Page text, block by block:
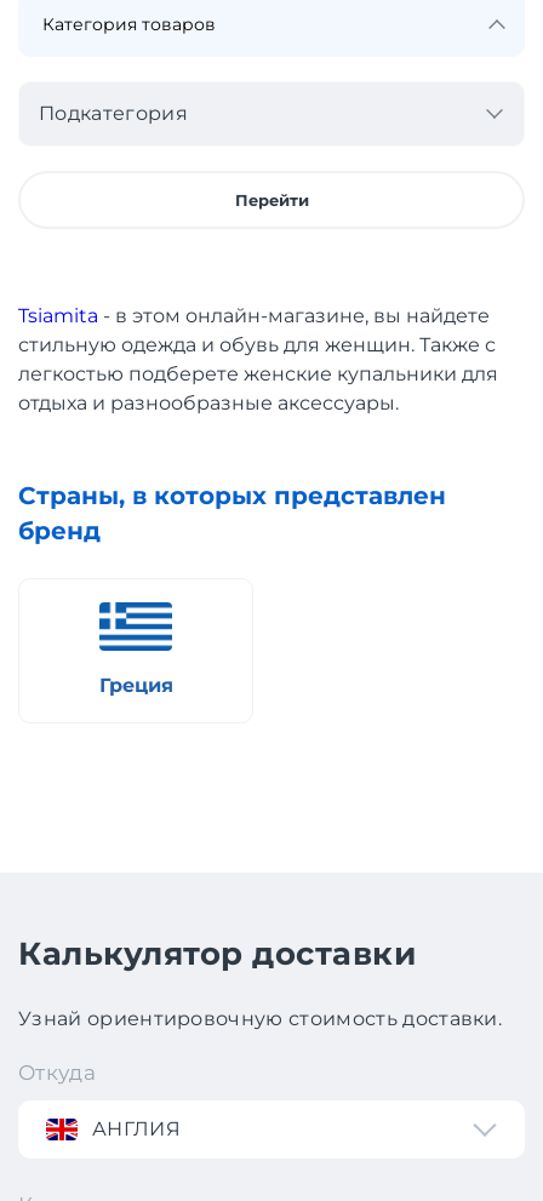
Подкатегория
Перейти
Tsiamita - в этом онлайн-магазине, вы найдете
стильную одежда и обувь для женщин. Также с
легкостью подберете женские купальники для
отдыха и разнообразные аксессуары.
Страны, в которых представлен
бренд
Греция
Калькулятор доставки
Узнай ориентировочную стоимость доставки.
Откуда
АНГЛИЯ